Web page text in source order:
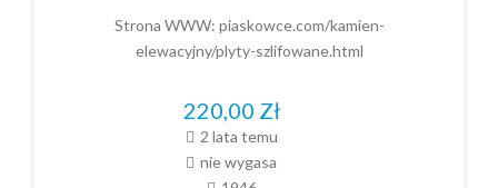
Strona WWW: piaskowce.com/kamien-
elewacyjny/plyty-szlifowane.html
220,00 Zł
2 lata temu
nie wygasa